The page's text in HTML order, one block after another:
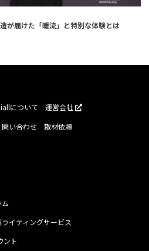
が届けた「暖流」と特別な体験とは
について
運営会社
問い合わせ
取材依頼
イティングサービス
ント